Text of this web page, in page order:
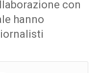
con
hanno